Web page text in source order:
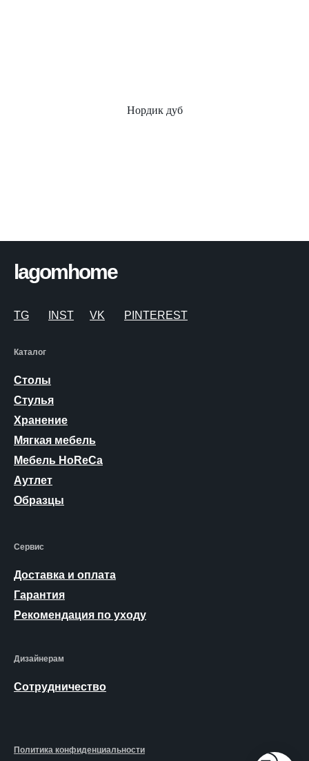
Нордик дуб
lagomhome
Каталог
Столы
Стулья
Хранение
Мягкая мебель
Мебель HoReCa
Аутлет
Образцы
Сервис
Доставка и оплата
Гарантия
Рекомендация по уходу
Дизайнерам
Сотрудничество
Политика конфиденциальности
TG INST VK PINTEREST